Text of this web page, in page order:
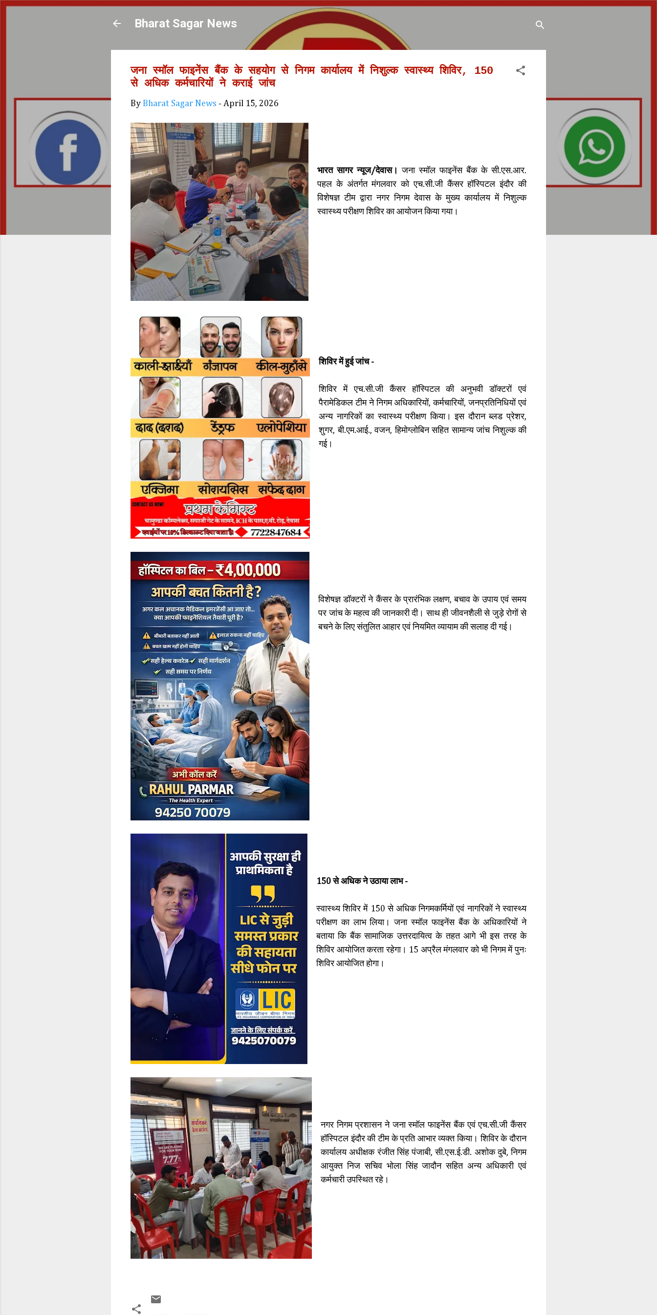
Skip to main content
Bharat Sagar News
जना स्मॉल फाइनेंस बैंक के सहयोग से निगम कार्यालय में निशुल्क स्वास्थ्य शिविर, 150
से अधिक कर्मचारियों ने कराई जांच
By Bharat Sagar News - April 15, 2026
भारत सागर न्यूज/देवास।जना स्मॉल फाइनेंस बैंक के सी.एस.आर.
पहल के अंतर्गत मंगलवार को एच.सी.जी कैंसर हॉस्पिटल इंदौर की
विशेषज्ञ टीम द्वारा नगर निगम देवास के मुख्य कार्यालय में निशुल्क
स्वास्थ्य परीक्षण शिविर का आयोजन किया गया।
शिविर में हुई जांच -
शिविर में एच.सी.जी कैंसर हॉस्पिटल की अनुभवी डॉक्टरों एवं
पैरामेडिकल टीम ने निगम अधिकारियों, कर्मचारियों, जनप्रतिनिधियों एवं
अन्य नागरिकों का स्वास्थ्य परीक्षण किया। इस दौरान ब्लड प्रेशर,
शुगर, बी.एम.आई., वजन, हिमोग्लोबिन सहित सामान्य जांच निशुल्क की
गई।
विशेषज्ञ डॉक्टरों ने कैंसर के प्रारंभिक लक्षण, बचाव के उपाय एवं समय
पर जांच के महत्व की जानकारी दी। साथ ही जीवनशैली से जुड़े रोगों से
बचने के लिए संतुलित आहार एवं नियमित व्यायाम की सलाह दी गई।
150 से अधिक ने उठाया लाभ -
स्वास्थ्य शिविर में 150 से अधिक निगमकर्मियों एवं नागरिकों ने स्वास्थ्य
परीक्षण का लाभ लिया। जना स्मॉल फाइनेंस बैंक के अधिकारियों ने
बताया कि बैंक सामाजिक उत्तरदायित्व के तहत आगे भी इस तरह के
शिविर आयोजित करता रहेगा। 15 अप्रैल मंगलवार को भी निगम में पुनः
शिविर आयोजित होगा।
नगर निगम प्रशासन ने जना स्मॉल फाइनेंस बैंक एवं एच.सी.जी कैंसर
हॉस्पिटल इंदौर की टीम के प्रति आभार व्यक्त किया। शिविर के दौरान
कार्यालय अधीक्षक रंजीत सिंह पंजाबी, सी.एस.ई.डी. अशोक दुबे, निगम
आयुक्त निज सचिव भोला सिंह जादौन सहित अन्य अधिकारी एवं
कर्मचारी उपस्थित रहे।